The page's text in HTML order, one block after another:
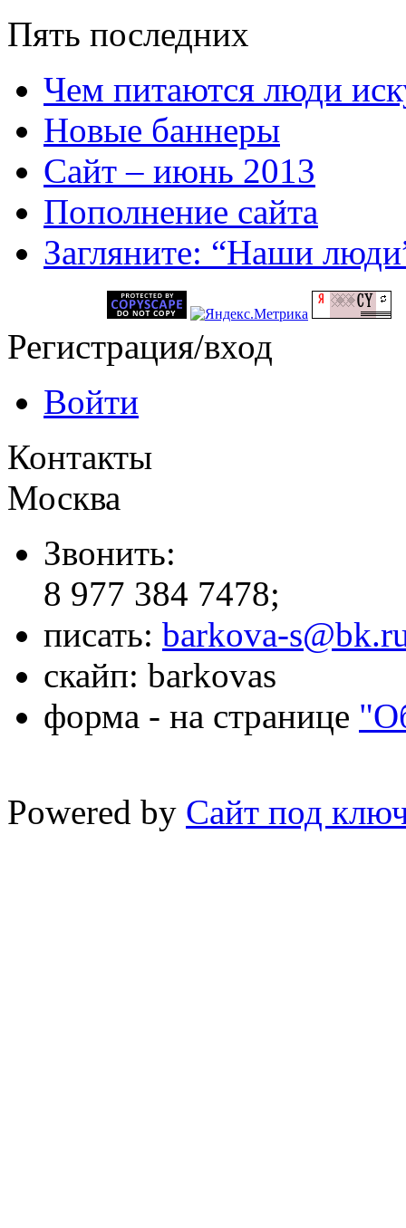
Пять последних
Чем питаются люди
Новые баннеры
Сайт – июнь 2013
Пополнение сайта
Загляните: “Наши
Регистрация/вход
Войти
Контакты
Москва
Звонить:
8 977 384 7478;
писать: barkova-
скайп: barkovas
форма - на странице
Powered by Сайт под